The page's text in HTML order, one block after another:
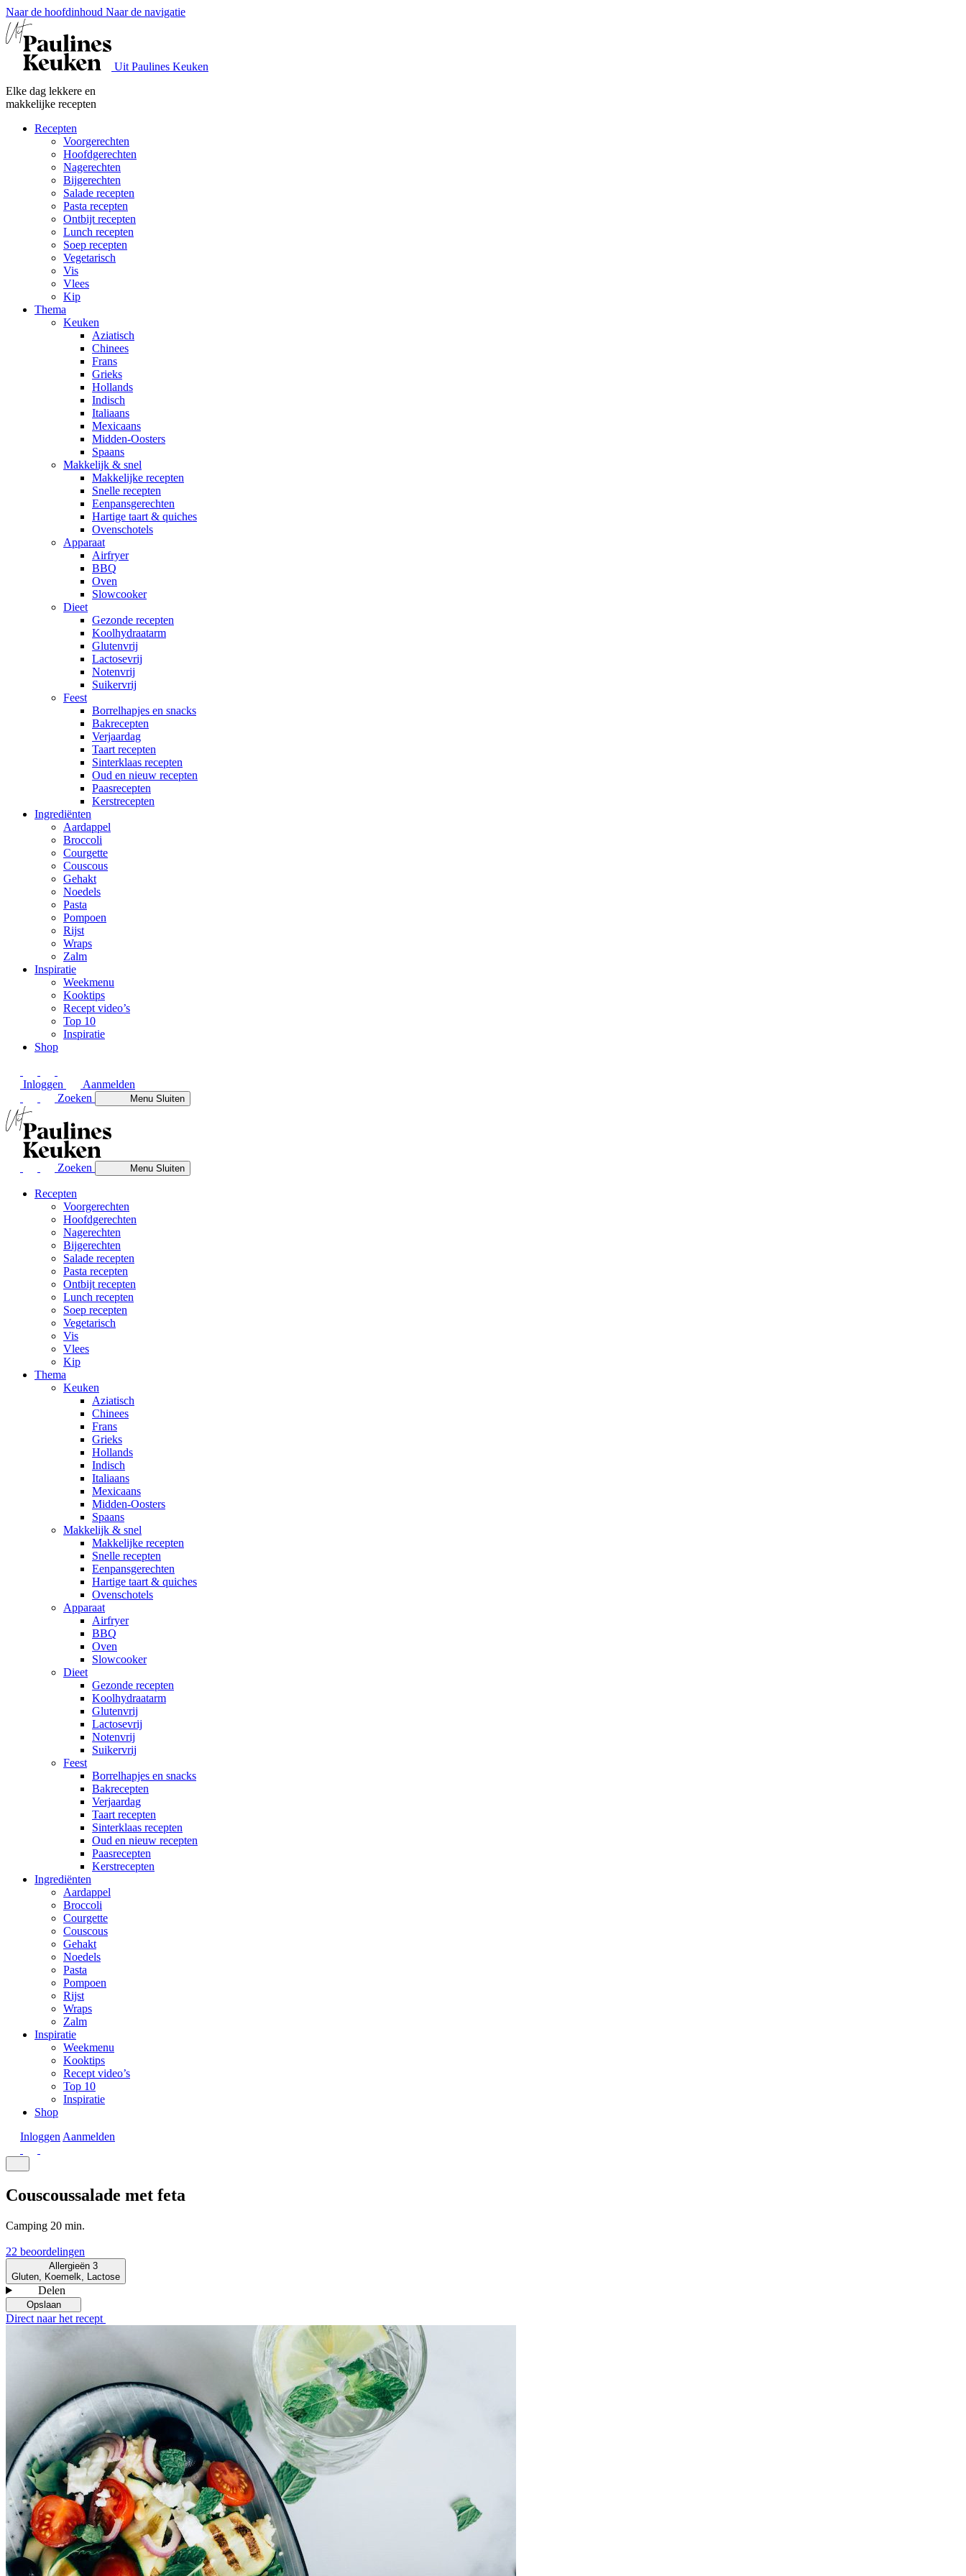
Naar de hoofdinhoud Naar de navigatie
Uit Paulines Keuken
Elke dag lekkere en
makkelijke recepten
Recepten
Voorgerechten
Hoofdgerechten
Nagerechten
Bijgerechten
Salade recepten
Pasta recepten
Ontbijt recepten
Lunch recepten
Soep recepten
Vegetarisch
Vis
Vlees
Kip
Thema
Keuken
Aziatisch
Chinees
Frans
Grieks
Hollands
Indisch
Italiaans
Mexicaans
Midden-Oosters
Spaans
Makkelijk & snel
Makkelijke recepten
Snelle recepten
Eenpansgerechten
Hartige taart & quiches
Ovenschotels
Apparaat
Airfryer
BBQ
Oven
Slowcooker
Dieet
Gezonde recepten
Koolhydraatarm
Glutenvrij
Lactosevrij
Notenvrij
Suikervrij
Feest
Borrelhapjes en snacks
Bakrecepten
Verjaardag
Taart recepten
Sinterklaas recepten
Oud en nieuw recepten
Paasrecepten
Kerstrecepten
Ingrediënten
Aardappel
Broccoli
Courgette
Couscous
Gehakt
Noedels
Pasta
Pompoen
Rijst
Wraps
Zalm
Inspiratie
Weekmenu
Kooktips
Recept video’s
Top 10
Inspiratie
Shop
Inloggen
Aanmelden
Zoeken
MenuSluiten
Zoeken MenuSluiten
Recepten
Voorgerechten
Hoofdgerechten
Nagerechten
Bijgerechten
Salade recepten
Pasta recepten
Ontbijt recepten
Lunch recepten
Soep recepten
Vegetarisch
Vis
Vlees
Kip
Thema
Keuken
Aziatisch
Chinees
Frans
Grieks
Hollands
Indisch
Italiaans
Mexicaans
Midden-Oosters
Spaans
Makkelijk & snel
Makkelijke recepten
Snelle recepten
Eenpansgerechten
Hartige taart & quiches
Ovenschotels
Apparaat
Airfryer
BBQ
Oven
Slowcooker
Dieet
Gezonde recepten
Koolhydraatarm
Glutenvrij
Lactosevrij
Notenvrij
Suikervrij
Feest
Borrelhapjes en snacks
Bakrecepten
Verjaardag
Taart recepten
Sinterklaas recepten
Oud en nieuw recepten
Paasrecepten
Kerstrecepten
Ingrediënten
Aardappel
Broccoli
Courgette
Couscous
Gehakt
Noedels
Pasta
Pompoen
Rijst
Wraps
Zalm
Inspiratie
Weekmenu
Kooktips
Recept video’s
Top 10
Inspiratie
Shop
Inloggen Aanmelden
Couscoussalade met feta
Camping 20 min.
22 beoordelingen
Allergieën 3
Gluten, Koemelk, Lactose
Delen
Opslaan
Direct naar het recept